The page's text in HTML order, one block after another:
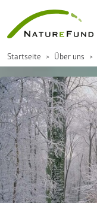
Startseite Über uns